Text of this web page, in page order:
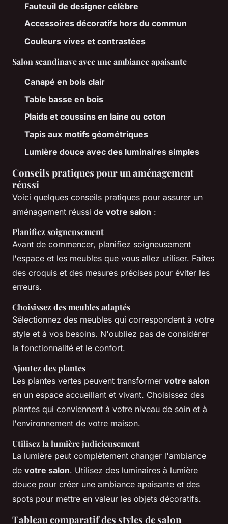
Fauteuil de designer célèbre
Accessoires décoratifs hors du commun
Couleurs vives et contrastées
Salon scandinave avec une ambiance apaisante
Canapé en bois clair
Table basse en bois
Plaids et coussins en laine ou coton
Tapis aux motifs géométriques
Lumière douce avec des luminaires simples
Conseils pratiques pour un aménagement
réussi
Voici quelques conseils pratiques pour assurer un
aménagement réussi de votre salon :
Planifiez soigneusement
Avant de commencer, planifiez soigneusement
l'espace et les meubles que vous allez utiliser. Faites
des croquis et des mesures précises pour éviter les
erreurs.
Choisissez des meubles adaptés
Sélectionnez des meubles qui correspondent à votre
style et à vos besoins. N'oubliez pas de considérer
la fonctionnalité et le confort.
Ajoutez des plantes
Les plantes vertes peuvent transformer votre salon
en un espace accueillant et vivant. Choisissez des
plantes qui conviennent à votre niveau de soin et à
l'environnement de votre maison.
Utilisez la lumière judicieusement
La lumière peut complètement changer l'ambiance
de votre salon. Utilisez des luminaires à lumière
douce pour créer une ambiance apaisante et des
spots pour mettre en valeur les objets décoratifs.
Tableau comparatif des styles de salon